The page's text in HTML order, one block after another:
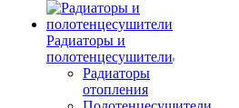
Радиаторы и
полотенцесушители
Радиаторы
отопления